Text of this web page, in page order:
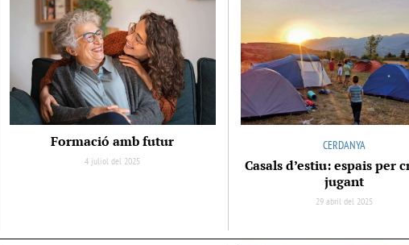
Formació amb futur
4 juliol del 2025
CERDANYA
Casals d’estiu: espais per
jugant
29 abril del 2025